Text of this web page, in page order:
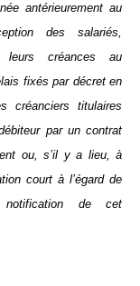
antérieurement au
des salariés,
leurs créances au
fixés par décret en
créanciers titulaires
par un contrat
ou, s’il y a lieu, à
court à l’égard de
de cet